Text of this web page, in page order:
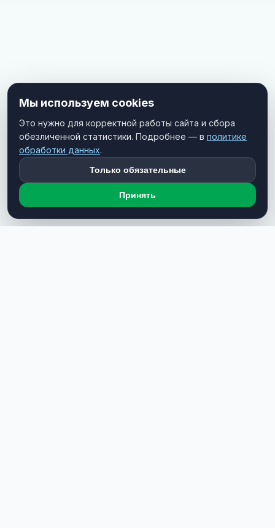
Мы используем cookies
Это нужно для корректной работы сайта и сбора
обезличенной статистики. Подробнее — в политике
обработки данных.
Только обязательные
Принять